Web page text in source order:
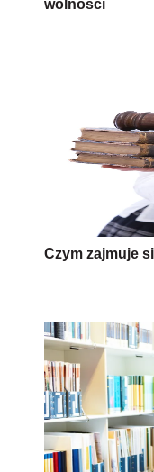
wolności
Czym zajmuje